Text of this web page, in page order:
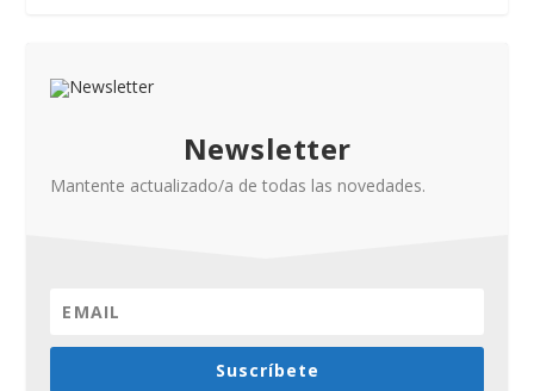
Newsletter
Mantente actualizado/a de todas las novedades.
Suscríbete